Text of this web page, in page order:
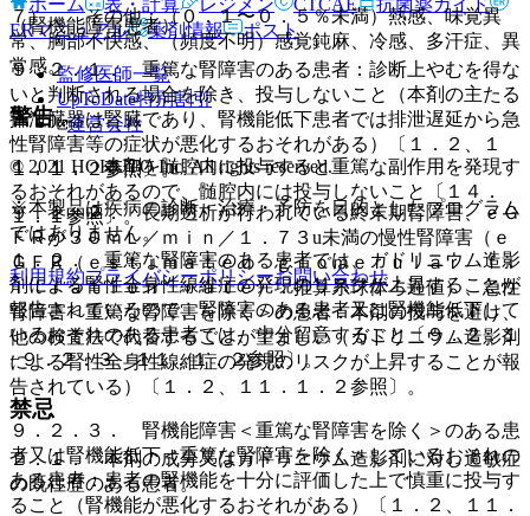
（腎機能障害患者）
９．２．１． 重篤な腎障害のある患者：診断上やむを得な
いと判断される場合を除き、投与しないこと（本剤の主たる
排泄臓器は腎臓であり、腎機能低下患者では排泄遅延から急
性腎障害等の症状が悪化するおそれがある）〔１．２、１
１．１．２参照〕。
９．２．２． 長期透析が行われている終末期腎障害、ｅＧ
ＦＲが３０ｍＬ／ｍｉｎ／１．７３u未満の慢性腎障害（ｅ
ＧＦＲ（ｅｓｔｉｍａｔｅｄ ｇｌｏｍｅｒｕｌａｒ ｆｉ
ｌｔｒａｔｉｏｎ ｒａｔｅ）：推算糸球体ろ過値）、急性
腎障害＜重篤な腎障害を除く＞の患者：本剤の投与を避け、
他の検査法で代替することが望ましい（ガドリニウム造影剤
による腎性全身性線維症の発現のリスクが上昇することが報
告されている）〔１．２、１１．１．２参照〕。
９．２．３． 腎機能障害＜重篤な腎障害を除く＞のある患
者又は腎機能低下＜重篤な腎障害を除く＞しているおそれの
ある患者：患者の腎機能を十分に評価した上で慎重に投与す
ること（腎機能が悪化するおそれがある）〔１．２、１１．
７）． その他：（０．１〜０．５％未満）熱感、味覚異
常、胸部不快感、（頻度不明）感覚鈍麻、冷感、多汗症、異
常感。
警告
１．１． 本剤を髄腔内に投与すると重篤な副作用を発現す
るおそれがあるので、髄腔内には投与しないこと〔１４．
１．１参照〕。
１．２． 重篤な腎障害のある患者では、ガドリニウム造影
剤による腎性全身性線維症の発現のリスクが上昇することが
報告されているので、腎障害のある患者又は腎機能低下して
いるおそれのある患者では、十分留意すること〔９．２．１
−９．２．３、１１．１．２参照〕。
禁忌
２．１． 本剤の成分又はガドリニウム造影剤に対し過敏症
の既往歴のある患者。
ERマニュアル
薬剤情報 ポスト
監修医師一覧
UpToDate特別割引
運営会社
© 2021 HOKUTO Inc. All rights reserved.
※本製品は疾病の診断・治療・予防を目的としたプログラム
ではありません。
利用規約プライバシーポリシーお問い合わせ